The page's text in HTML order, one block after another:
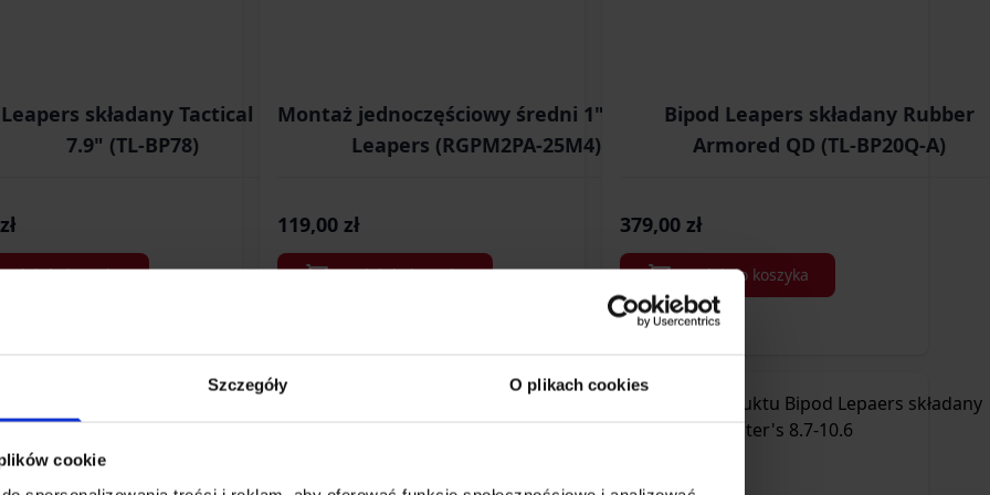
Szczegóły O plikach cookies
cookie
składany Tactical OP 6.1-
7.9" (TL-BP78)
do koszyka
Montaż jednoczęściowy średni 1"/11mm
Leapers (RGPM2PA-25M4)
119,00 zł
Dodaj do koszyka
Bipod Leapers składany Rubber
Armored QD (TL-BP20Q-A)
379,00 zł
Dodaj do koszyka